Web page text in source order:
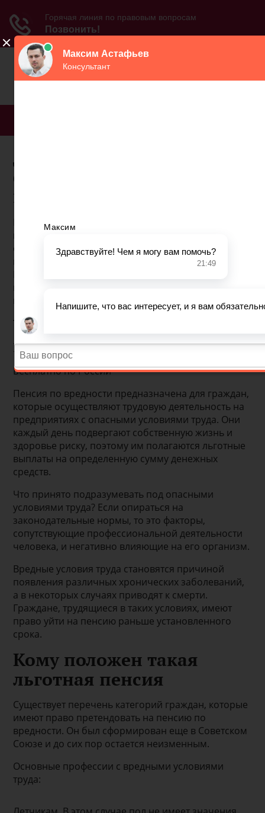
Документы в пенсионный
фонд для вредных
профессий
Правительство разработало дополнительные
выплаты для лиц, которые задействованы на
опасных или вредных предприятиях. Такие
перечисления называются пенсией за вредность.
выхода на пенсию. Делятся выплаты на два
главных перечня и несколько малых списков.
Что такое пенсия по
вредности
Бесплатно по России
Пенсия по вредности предназначена для граждан,
которые осуществляют трудовую деятельность на
предприятиях с опасными условиями труда. Они
каждый день подвергают собственную жизнь и
здоровье риску, поэтому им полагаются льготные
выплаты на определенную сумму денежных
средств.
Что принято подразумевать под опасными
условиями труда? Если опираться на
законодательные нормы, то это факторы,
сопутствующие профессиональной деятельности
человека, и негативно влияющие на его организм.
Вредные условия труда становятся причиной
появления различных хронических заболеваний,
а в некоторых случаях приводят к смерти.
Граждане, трудящиеся в таких условиях, имеют
право уйти на пенсию раньше установленного
срока.
Кому положен такая
льготная пенсия
Существует перечень категорий граждан, которые
имеют право претендовать на пенсию по
вредности. Он был сформирован еще в Советском
Союзе и до сих пор остается неизменным.
Основные профессии с вредными условиями
труда: